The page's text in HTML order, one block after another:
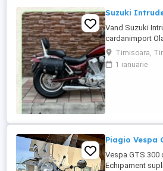
Suzuki
Vand Suzuki
cardanimport
inmatriculat RO
la
diferenta
Timisoara,
1 ianuarie
Piagio Vespa
Vespa GTS 300
Echipament